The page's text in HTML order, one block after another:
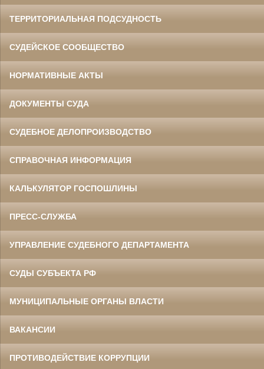
ТЕРРИТОРИАЛЬНАЯ ПОДСУДНОСТЬ
СУДЕЙСКОЕ СООБЩЕСТВО
НОРМАТИВНЫЕ АКТЫ
ДОКУМЕНТЫ СУДА
СУДЕБНОЕ ДЕЛОПРОИЗВОДСТВО
СПРАВОЧНАЯ ИНФОРМАЦИЯ
КАЛЬКУЛЯТОР ГОСПОШЛИНЫ
ПРЕСС-СЛУЖБА
УПРАВЛЕНИЕ СУДЕБНОГО ДЕПАРТАМЕНТА
СУДЫ СУБЪЕКТА РФ
МУНИЦИПАЛЬНЫЕ ОРГАНЫ ВЛАСТИ
ВАКАНСИИ
ПРОТИВОДЕЙСТВИЕ КОРРУПЦИИ